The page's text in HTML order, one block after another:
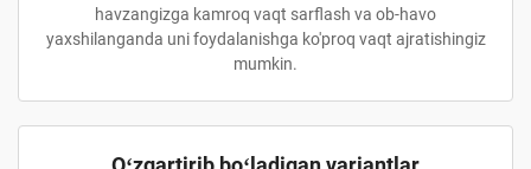
havzangizga kamroq vaqt sarflash va ob-havo
yaxshilanganda uni foydalanishga ko'proq vaqt ajratishingiz
mumkin.